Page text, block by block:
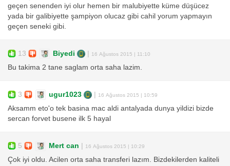
geçen senenden iyi olur hemen bir malubiyette küme düşücez
yada bir galibiyette şampiyon olucaz gibi cahil yorum yapmayın
geçen seneki gibi.
13 Biyedi | 16 Ağustos 2015 | 11:10
Bu takima 2 tane saglam orta saha lazim.
3 ugur1023 | 16 Ağustos 2015 | 10:59
Aksamm eto'o tek basina mac aldi antalyada dunya yildizi bizde
sercan forvet busene ilk 5 hayal
5 Mert can | 16 Ağustos 2015 | 10:29
Çok iyi oldu. Acilen orta saha transferi lazım. Bizdekilerden kaliteli